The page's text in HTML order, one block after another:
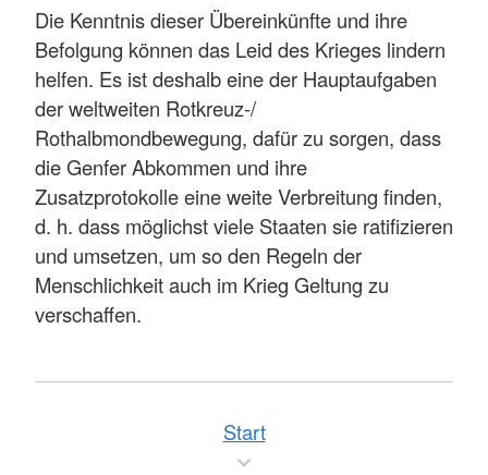
Die Kenntnis dieser Übereinkünfte und ihre
Befolgung können das Leid des Krieges lindern
helfen. Es ist deshalb eine der Hauptaufgaben
der weltweiten Rotkreuz-/
Rothalbmondbewegung, dafür zu sorgen, dass
die Genfer Abkommen und ihre
Zusatzprotokolle eine weite Verbreitung finden,
d. h. dass möglichst viele Staaten sie ratifizieren
und umsetzen, um so den Regeln der
Menschlichkeit auch im Krieg Geltung zu
verschaffen.
Start